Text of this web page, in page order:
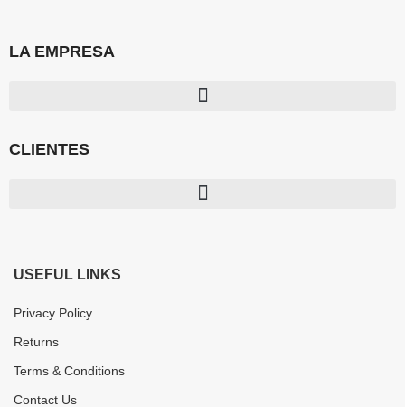
LA EMPRESA
CLIENTES
USEFUL LINKS
Privacy Policy
Returns
Terms & Conditions
Contact Us